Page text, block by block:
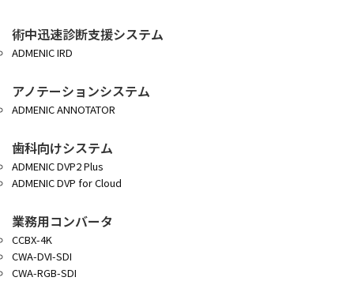
術中迅速診断支援システム
ADMENIC IRD
アノテーションシステム
ADMENIC ANNOTATOR
歯科向けシステム
ADMENIC DVP2 Plus
ADMENIC DVP for Cloud
業務用コンバータ
CCBX-4K
CWA-DVI-SDI
CWA-RGB-SDI